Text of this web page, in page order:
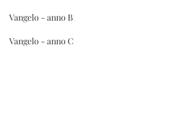
Vangelo - anno B
Vangelo - anno C